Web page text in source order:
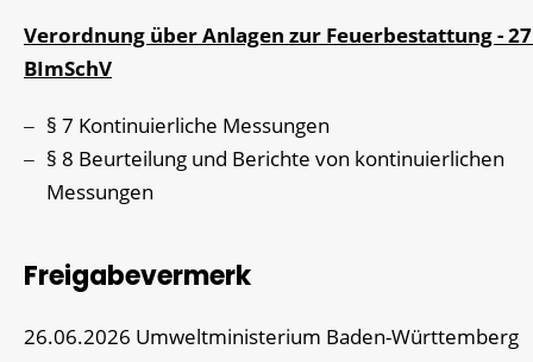
Verordnung über Anlagen zur Feuerbestattung -
BImSchV
§ 7 Kontinuierliche Messungen
§ 8 Beurteilung und Berichte von kontinuierlichen
Messungen
Freigabevermerk
26.06.2026 Umweltministerium Baden-Württemberg